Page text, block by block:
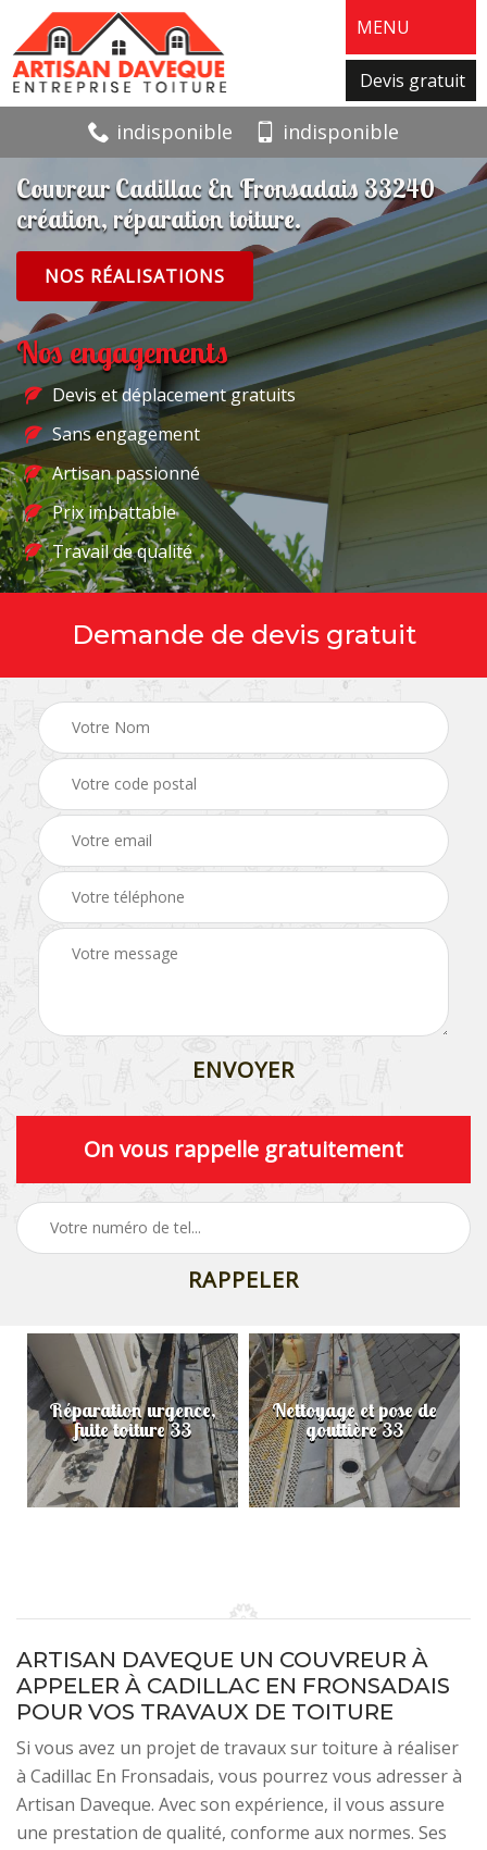
MENU
Devis gratuit
indisponible indisponible
Couvreur Cadillac En Fronsadais 33240
création, réparation toiture.
NOS RÉALISATIONS
Nos engagements
Devis et déplacement gratuits
Sans engagement
Artisan passionné
Prix imbattable
Travail de qualité
Demande de devis gratuit
On vous rappelle gratuitement
Réparation urgence,
fuite toiture 33
Nettoyage et pose de
gouttière 33
ARTISAN DAVEQUE UN COUVREUR À
APPELER À CADILLAC EN FRONSADAIS
POUR VOS TRAVAUX DE TOITURE
Si vous avez un projet de travaux sur toiture à réaliser
à Cadillac En Fronsadais, vous pourrez vous adresser à
Artisan Daveque. Avec son expérience, il vous assure
une prestation de qualité, conforme aux normes. Ses